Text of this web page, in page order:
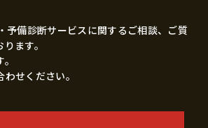
予備診断サービスに関するご相談、ご質
ます。
せください。